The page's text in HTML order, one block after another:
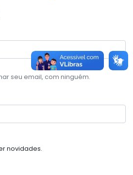
seu email, com ninguém.
novidades.